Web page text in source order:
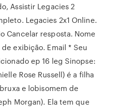
Assistir Legacies 2
Legacies 2x1 Online.
Cancelar resposta. Nome
exibição. Email * Seu
ep 16 leg Sinopse:
Rose Russell) é a filha
e lobisomem de
Morgan). Ela tem que